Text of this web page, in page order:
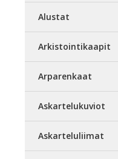
Alustat
Arkistointikaapit
Arparenkaat
Askartelukuviot
Askarteluliimat